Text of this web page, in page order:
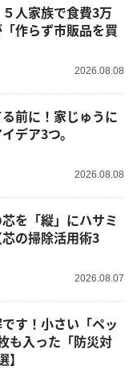
５人家族で食費3万
作らず市販品を買
2026.08.08
前に！家じゅうに
デア3つ。
2026.08.08
を「縦」にハサミ
の掃除活用術3
2026.08.07
す！小さい「ペッ
も入った「防災対